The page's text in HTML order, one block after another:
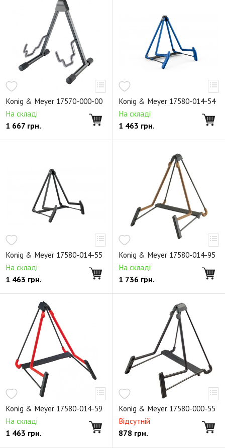
Konig & Meyer 17570-000-00
На складі
1 667 грн.
Konig & Meyer 17580-014-54
На складі
1 463 грн.
Konig & Meyer 17580-014-55
На складі
1 463 грн.
Konig & Meyer 17580-014-95
На складі
1 736 грн.
Konig & Meyer 17580-014-59
На складі
1 463 грн.
Konig & Meyer 17580-000-55
Відсутній
878 грн.